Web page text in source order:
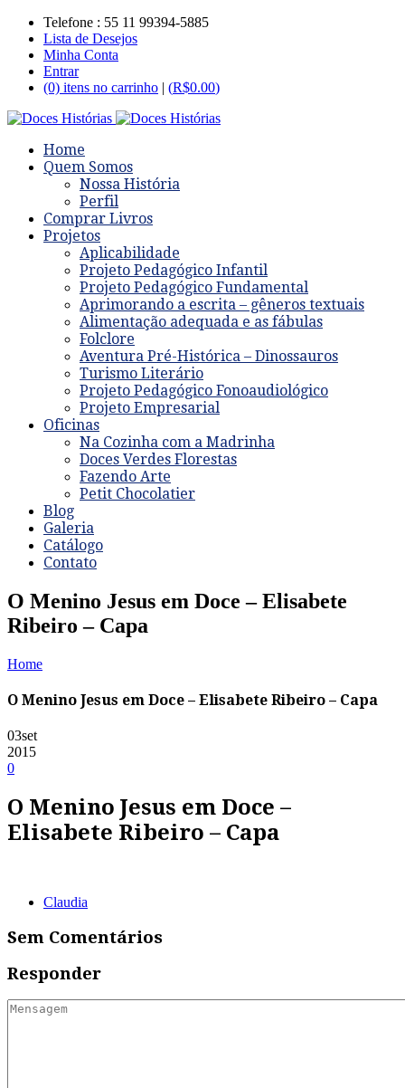
Telefone : 55 11 99394-5885
Lista de Desejos
Minha Conta
Entrar
(0) itens no carrinho | (R$0.00)
Home
Quem Somos
Nossa História
Perfil
Comprar Livros
Projetos
Aplicabilidade
Projeto Pedagógico Infantil
Projeto Pedagógico Fundamental
Aprimorando a escrita – gêneros textuais
Alimentação adequada e as fábulas
Folclore
Aventura Pré-Histórica – Dinossauros
Turismo Literário
Projeto Pedagógico Fonoaudiológico
Projeto Empresarial
Oficinas
Na Cozinha com a Madrinha
Doces Verdes Florestas
Fazendo Arte
Petit Chocolatier
Blog
Galeria
Catálogo
Contato
O Menino Jesus em Doce – Elisabete
Ribeiro – Capa
Home
O Menino Jesus em Doce – Elisabete Ribeiro – Capa
03set
2015
0
O Menino Jesus em Doce –
Elisabete Ribeiro – Capa
Claudia
Sem Comentários
Responder